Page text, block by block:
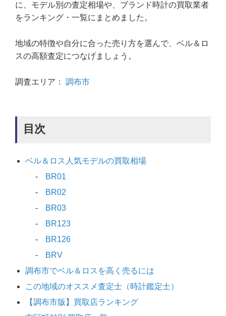
に、モデル別の査定相場や、ブランド時計の買取業者
をランキング・一覧にまとめました。
地域の特徴や自分に合った売り方を選んで、ベル＆ロ
スの高額査定につなげましょう。
調査エリア： 調布市
目次
ベル＆ロス人気モデルの買取相場
BR01
BR02
BR03
BR123
BR126
BRV
調布市でベル＆ロスを高く売るには
この地域のオススメ査定士（時計鑑定士）
【調布市版】買取店ランキング